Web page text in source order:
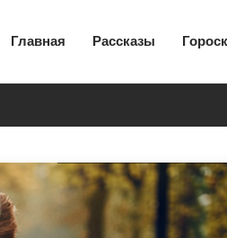
Главная Рассказы